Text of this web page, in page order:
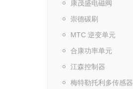
康茂盛电磁阀
崇德碳刷
MTC 逆变单元
合康功率单元
江森控制器
梅特勒托利多传感器